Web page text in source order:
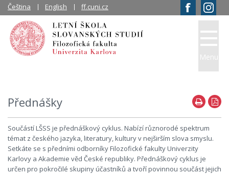
Přednášky
Součástí LŠSS je přednáškový cyklus. Nabízí různorodé spektrum
témat z českého jazyka, literatury, kultury v nejširším slova smyslu.
Setkáte se s předními odborníky Filozofické fakulty Univerzity
Karlovy a Akademie věd České republiky. Přednáškový cyklus je
určen pro pokročilé skupiny účastníků a tvoří povinnou součást jejich
Menu
Čeština English ff.cuni.cz